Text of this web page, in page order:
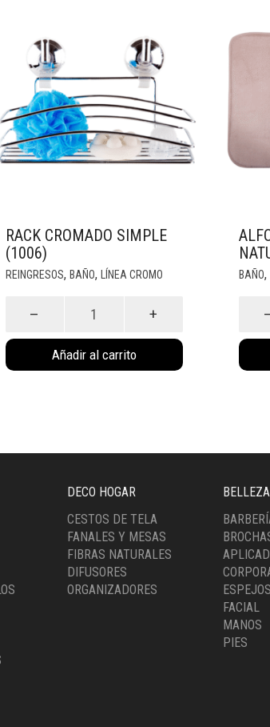
RACK CROMADO SIMPLE
(1006)
REINGRESOS, BAÑO, LÍNEA CROMO
Simple
cantidad
Añadir al carrito
BAÑO,
DECO HOGAR
CESTOS DE TELA
FANALES Y MESAS
FIBRAS NATURALES
DIFUSORES
ORGANIZADORES
BELLEZA
ESPEJOS
FACIAL
MANOS
PIES